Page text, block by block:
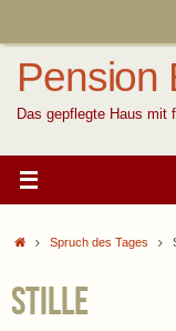
Pension
Das gepflegte Haus mit
StartSpruch des Tages
Stille